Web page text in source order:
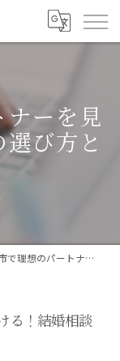
ーを見
び方と
ートナーを見つける！結婚相談所の選び方と成功の秘訣
る！結婚相談